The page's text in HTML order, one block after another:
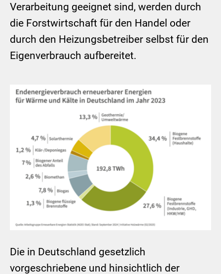
Verarbeitung geeignet sind, werden durch
die Forstwirtschaft für den Handel oder
durch den Heizungsbetreiber selbst für den
Eigenverbrauch aufbereitet.
Show larger version
Die in Deutschland gesetzlich
vorgeschriebene und hinsichtlich der